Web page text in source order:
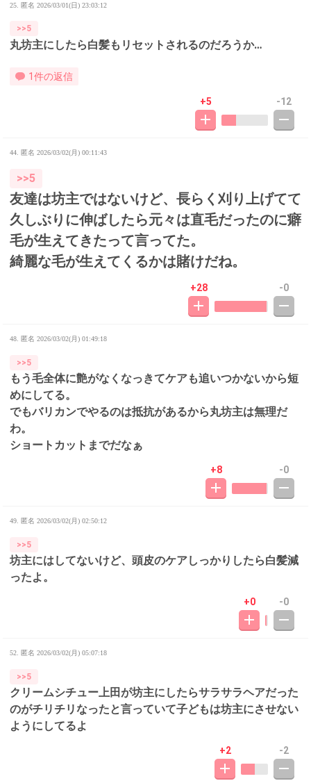
25. 匿名 2026/03/01(日) 23:03:12
>>5
丸坊主にしたら白髪もリセットされるのだろうか…
1件の返信
+5 -12
44. 匿名 2026/03/02(月) 00:11:43
>>5
友達は坊主ではないけど、長らく刈り上げてて
久しぶりに伸ばしたら元々は直毛だったのに癖
毛が生えてきたって言ってた。
綺麗な毛が生えてくるかは賭けだね。
+28 -0
48. 匿名 2026/03/02(月) 01:49:18
>>5
もう毛全体に艶がなくなっきてケアも追いつかないから短
めにしてる。
でもバリカンでやるのは抵抗があるから丸坊主は無理だ
わ。
ショートカットまでだなぁ
+8 -0
49. 匿名 2026/03/02(月) 02:50:12
>>5
坊主にはしてないけど、頭皮のケアしっかりしたら白髪減
ったよ。
+0 -0
52. 匿名 2026/03/02(月) 05:07:18
>>5
クリームシチュー上田が坊主にしたらサラサラヘアだった
のがチリチリなったと言っていて子どもは坊主にさせない
ようにしてるよ
+2 -2